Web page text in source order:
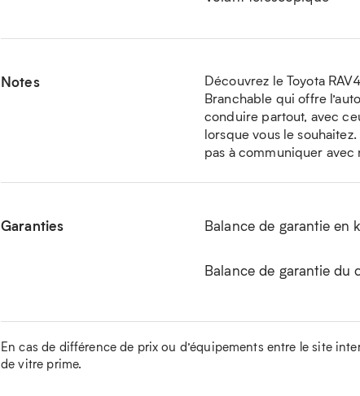
Notes
Découvrez le Toyota
Branchable qui offre
conduire partout, avec
lorsque vous le
pas à communiquer avec
Garanties Balance de garantie
Balance de garantie
En cas de différence de prix ou d’équipements entre le site
de vitre prime.